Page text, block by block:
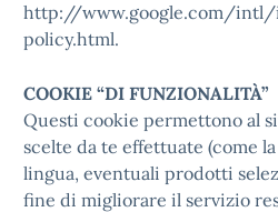
http://www.google.com/
policy.html.
COOKIE “DI FUNZIONALITÀ”
Questi cookie permettono al
scelte da te effettuate (come
lingua, eventuali prodotti
fine di migliorare il servizio